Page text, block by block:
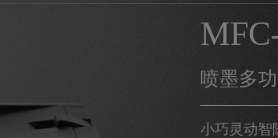
喷墨多
小巧灵动智